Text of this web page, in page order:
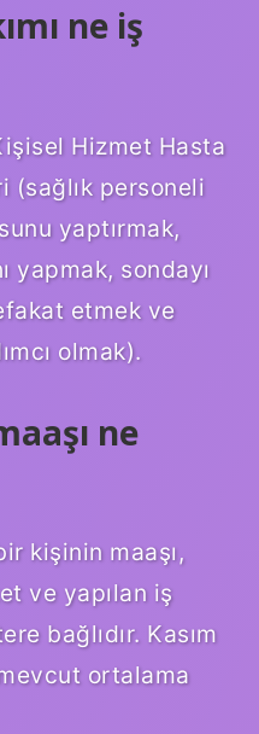
ne iş
Hizmet Hasta
personeli
yaptırmak,
yapmak, sondayı
etmek ve
olmak).
ne
kişinin maaşı,
ve yapılan iş
bağlıdır. Kasım
ortalama